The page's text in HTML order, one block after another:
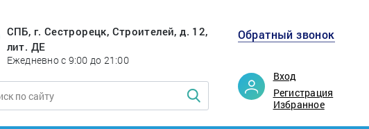
СПБ, г. Сестрорецк, Строителей, д. 12,
лит. ДЕ
Ежедневно с 9:00 до 21:00
Обратный звонок
Вход
Регистрация
Избранное